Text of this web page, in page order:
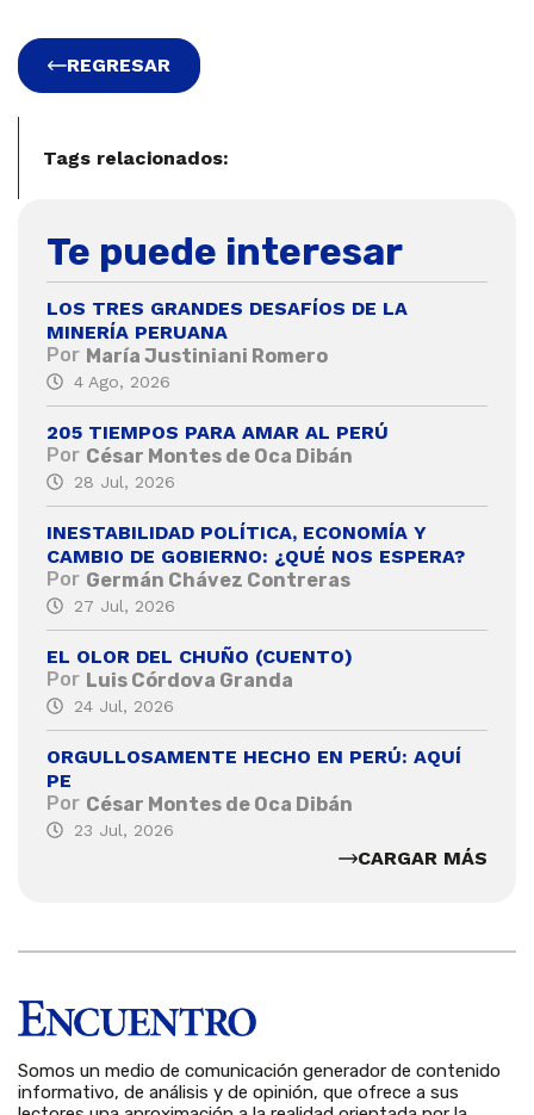
REGRESAR
Tags relacionados:
Te puede interesar
LOS TRES GRANDES DESAFÍOS DE LA
MINERÍA PERUANA
Por María Justiniani Romero
4 Ago, 2026
205 TIEMPOS PARA AMAR AL PERÚ
Por César Montes de Oca Dibán
28 Jul, 2026
INESTABILIDAD POLÍTICA, ECONOMÍA Y
CAMBIO DE GOBIERNO: ¿QUÉ NOS ESPERA?
Por Germán Chávez Contreras
27 Jul, 2026
EL OLOR DEL CHUÑO (CUENTO)
Por Luis Córdova Granda
24 Jul, 2026
ORGULLOSAMENTE HECHO EN PERÚ: AQUÍ
PE
Por César Montes de Oca Dibán
23 Jul, 2026
CARGAR MÁS
Somos un medio de comunicación generador de contenido
informativo, de análisis y de opinión, que ofrece a sus